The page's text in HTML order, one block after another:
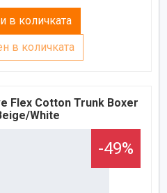
в количката
в количката
Flex Cotton Trunk Boxer
White
-49%